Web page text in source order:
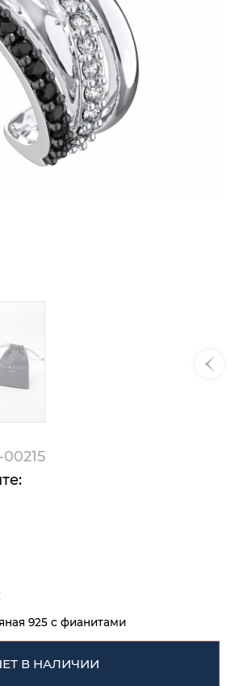
925 с фианитами
В НАЛИЧИИ